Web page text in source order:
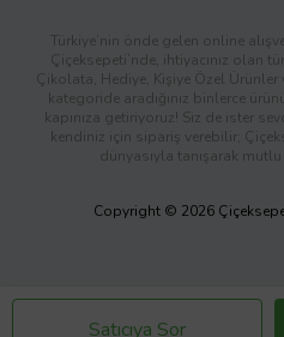
Satıcıya Sor
Türkiye’nin önde gelen online
Çiçeksepeti’nde, ihtiyacınız olan
Çikolata, Hediye, Kişiye Özel
kategoride aradığınız binlerce
kapınıza getiriyoruz! Siz de ister
kendiniz için sipariş verebilir;
dünyasıyla tanışarak
Copyright © 2026